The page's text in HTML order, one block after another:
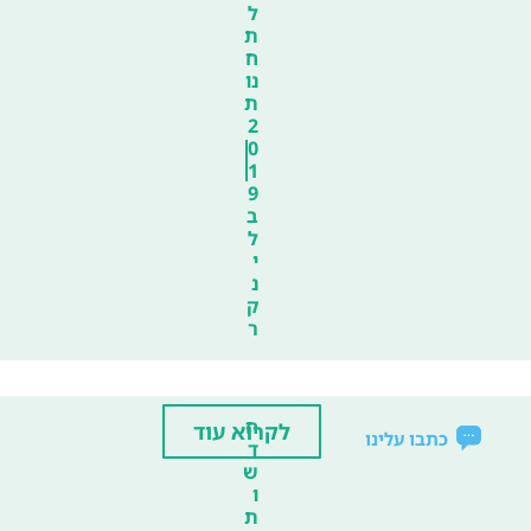
ל
ת
ח
נו
ת
2
0
1
9
ב
ל
י
נ
ק
ר
כתבו עלינו
ח
ד
ש
ו
ת
לקרוא עוד